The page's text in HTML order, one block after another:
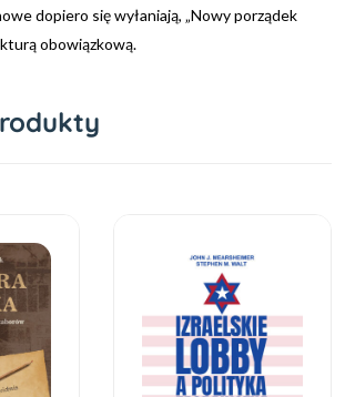
dopiero się wyłaniają, „Nowy porządek
obowiązkową.